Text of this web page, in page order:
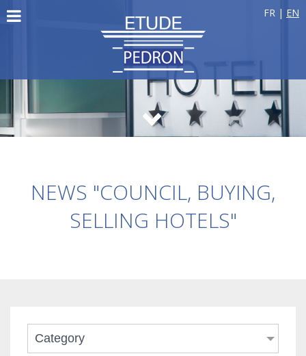
FR | EN
NEWS "COUNCIL, BUYING,
SELLING HOTELS"
Category